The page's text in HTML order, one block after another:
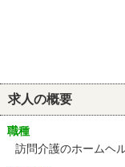
求人の概要
職種
訪問介護のホームヘ